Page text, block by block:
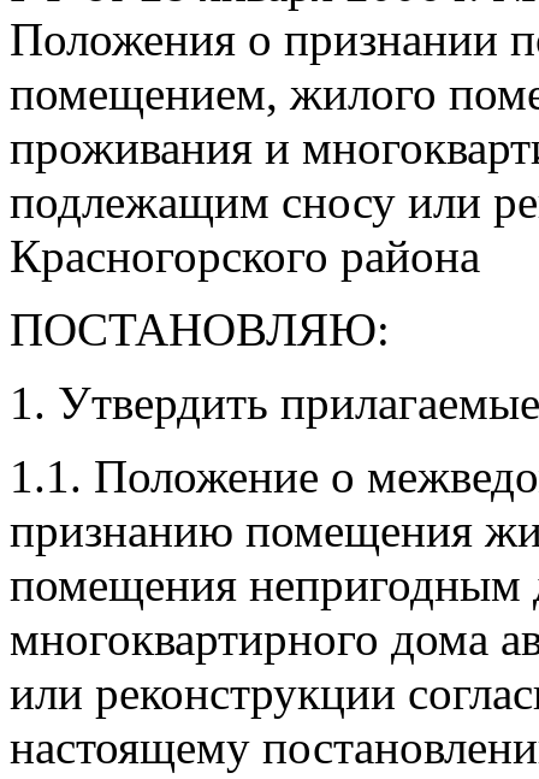
Положения о признании
помещением, жилого
проживания и
подлежащим сносу или
Красногорского района
ПОСТАНОВЛЯЮ:
1. Утвердить
1.1. Положение о
признанию помещения
помещения непригодным
многоквартирного дома
или реконструкции
настоящему